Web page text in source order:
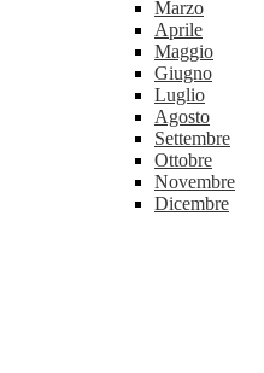
Marzo
Aprile
Maggio
Giugno
Luglio
Agosto
Settembre
Ottobre
Novembre
Dicembre